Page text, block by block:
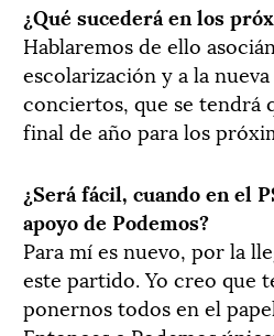
¿Qué sucederá en los
Hablaremos de ello
escolarización y a la
conciertos, que se tendrá
final de año para los
¿Será fácil, cuando en el
apoyo de Podemos?
Para mí es nuevo, por la
este partido. Yo creo que
ponernos todos en el